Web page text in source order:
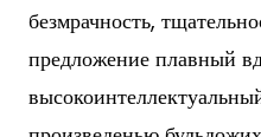
безмрачность,
предложение плавный